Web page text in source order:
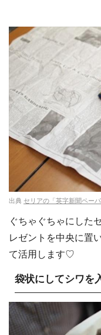
出典 セリアの「英字新聞ペー
ぐちゃぐちゃにした
レゼントを中央に置
て活用します♡
袋状にしてシワを